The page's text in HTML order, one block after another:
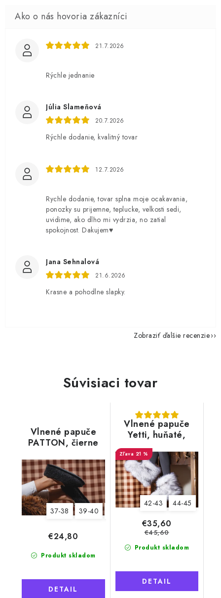
21.7.2026
Rýchle jednanie
Júlia Slameňová
20.7.2026
Rýchle dodanie, kvalitný tovar
12.7.2026
Rychle dodanie, tovar splna moje ocakavania,
ponozky su prijemne, teplucke, velkosti sedi,
uvidime, ako dlho mi vydrzia, no zatial
spokojnost. Dakujem♥️
Jana Sehnalová
21.6.2026
Krasne a pohodlne slapky.
Zobraziť ďalšie recenzie
Súvisiaci tovar
Vlnené papuče
PATTON, čierne
37-38 39-40 43-44 45-46
Produkt skladom
€24,80
DETAIL
Vlnené papuče
Yetti, huňaté,
biele, s kožušinou
21 %
42-43 44-45
Produkt skladom
€35,60
€45,60
DETAIL